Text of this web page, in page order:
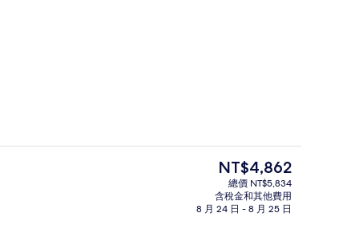
Windor Suite 3 Bedroom Private Hot
目
的
價
NT$4,862
總價 NT$5,834
含稅金和其他費用
8 月 24 日 - 8 月 25 日